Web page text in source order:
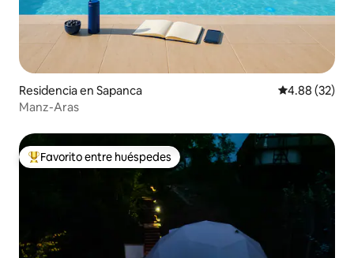
Residencia en Sapanca Calificación
4.88 (32)
Manz-Aras
De los mejores en Favorito entre huéspedes
Favorito entre huéspedes